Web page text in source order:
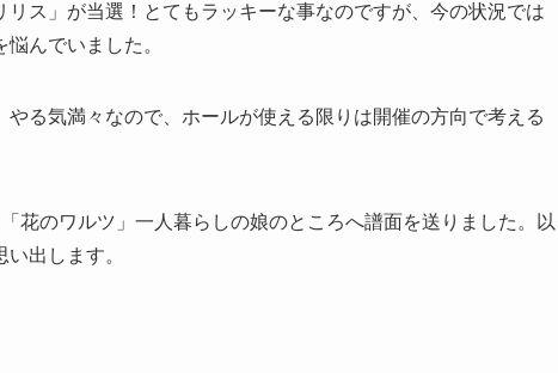
ス」が当選！とてもラッキーな事なのですが、今の状況では
んでいました。
る気満々なので、ホールが使える限りは開催の方向で考える
花のワルツ」一人暮らしの娘のところへ譜面を送りました。以
出します。